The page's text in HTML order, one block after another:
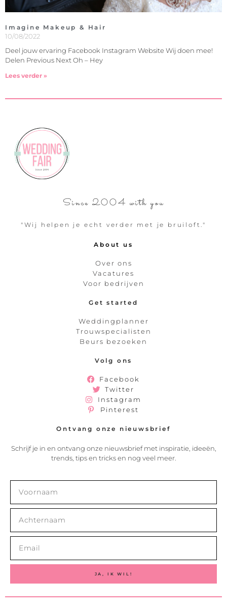
Imagine Makeup & Hair
10/08/2022
Deel jouw ervaring Facebook Instagram Website Wij doen mee!
Delen Previous Next Oh – Hey
Lees verder »
Since 2004 with you
"Wij helpen je echt verder met je bruiloft."
About us
Over ons
Vacatures
Voor bedrijven
Get started
Weddingplanner
Trouwspecialisten
Beurs bezoeken
Volg ons
Facebook
Twitter
Instagram
Pinterest
Ontvang onze nieuwsbrief
Schrijf je in en ontvang onze nieuwsbrief met inspiratie, ideeën,
trends, tips en tricks en nog veel meer.
JA, IK WIL!